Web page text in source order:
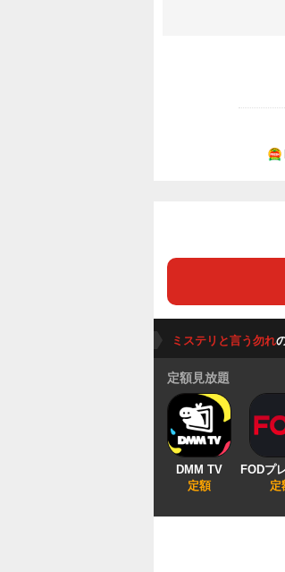
ミステリと言う勿れ
定額見放題
DMM TV
定額
FODプ
定